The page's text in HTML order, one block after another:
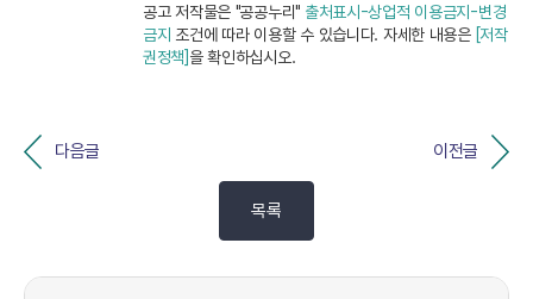
공고 저작물은 "공공누리" 출처표시-상업적 이용금지-변경
금지 조건에 따라 이용할 수 있습니다. 자세한 내용은 [저작
권정책]을 확인하십시오.
다음글 이전글
목록